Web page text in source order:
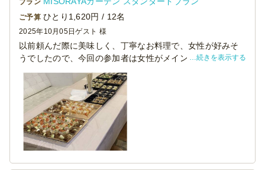
プラン
ご予算 ひとり1,620円 / 12名
2025年10月05日ゲスト 様
以前頼んだ際に美味しく、丁寧なお料理で、女性が好みそ
うでしたので、今回の参加者は女性がメインということも
あり、こちらに決めました。
見栄えも良く、皆さん喜んで召し上がってくださいまし
た！ありがとうございます。
続きを表示する